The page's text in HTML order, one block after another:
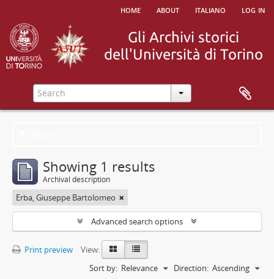
home about italiano log in
Showing 1 results
Archival description
Erba, Giuseppe Bartolomeo
Advanced search options
Print preview
View:
Sort by: Relevance Direction: Ascending